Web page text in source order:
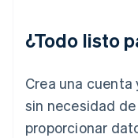
¿Todo listo
Crea una
sin necesidad
proporcionar
Irlanda
Italia
English
Japón
日本語English